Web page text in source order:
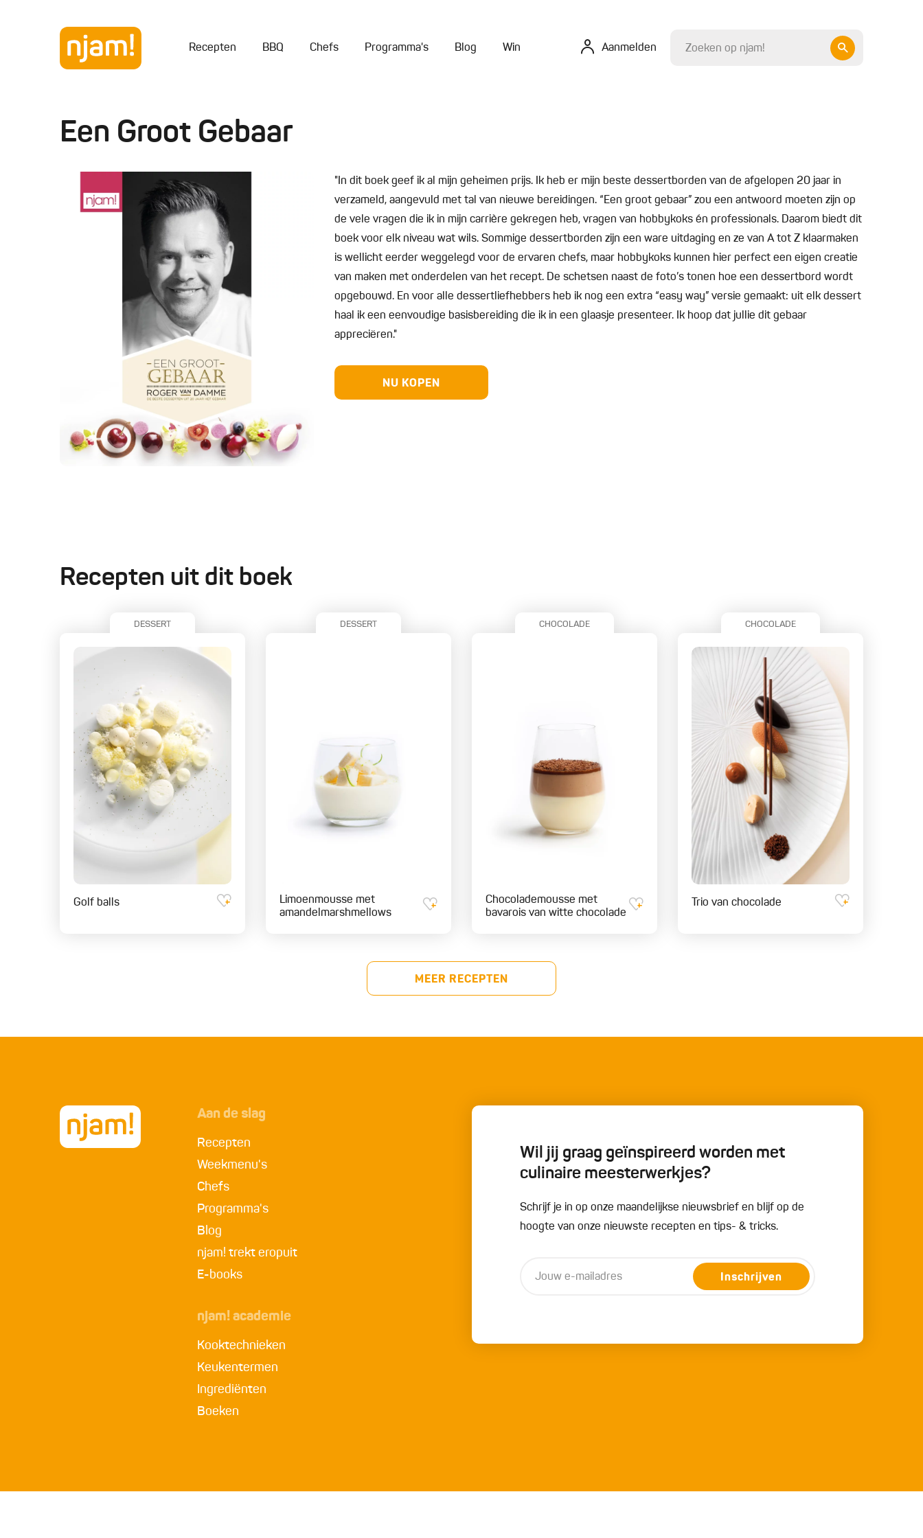
Recepten BBQ Chefs Programma's Blog Win Aanmelden
Een Groot Gebaar
"In dit boek geef ik al mijn geheimen prijs. Ik heb er mijn beste dessertborden van de afgelopen 20 jaar in
verzameld, aangevuld met tal van nieuwe bereidingen. “Een groot gebaar” zou een antwoord moeten zijn op
de vele vragen die ik in mijn carrière gekregen heb, vragen van hobbykoks én professionals. Daarom biedt dit
boek voor elk niveau wat wils. Sommige dessertborden zijn een ware uitdaging en ze van A tot Z klaarmaken
is wellicht eerder weggelegd voor de ervaren chefs, maar hobbykoks kunnen hier perfect een eigen creatie
van maken met onderdelen van het recept. De schetsen naast de foto’s tonen hoe een dessertbord wordt
opgebouwd. En voor alle dessertliefhebbers heb ik nog een extra “easy way” versie gemaakt: uit elk dessert
haal ik een eenvoudige basisbereiding die ik in een glaasje presenteer. Ik hoop dat jullie dit gebaar
appreciëren."
NU KOPEN
Recepten uit dit boek
DESSERT
Golf balls
DESSERT
Limoenmousse met
amandelmarshmellows
CHOCOLADE
Chocolademousse met
bavarois van witte chocolade
CHOCOLADE
Trio van chocolade
MEER RECEPTEN
Aan de slag
Recepten
Weekmenu's
Chefs
Programma's
Blog
njam! trekt eropuit
E-books
njam! academie
Kooktechnieken
Keukentermen
Ingrediënten
Boeken
Wil jij graag geïnspireerd worden met
culinaire meesterwerkjes?
Schrijf je in op onze maandelijkse nieuwsbrief en blijf op de
hoogte van onze nieuwste recepten en tips- & tricks.
Inschrijven